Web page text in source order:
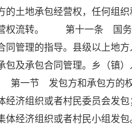
土地承包经营权，任何
营权流转。 第十一条 国务
管理的指导。县级以上地
及承包合同管理。乡（镇
一节 发包方和承包方
济组织或者村民委员会发包
经济组织或者村民小组发